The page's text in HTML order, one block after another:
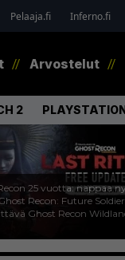
Pelaaja.fi Inferno.fi
Arvostelut
2
25 vuotta: nappaa
Recon: Future Soldier
Ghost Recon